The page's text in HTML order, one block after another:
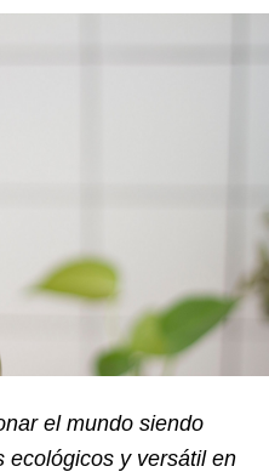
el mundo siendo
ecológicos y versátil en